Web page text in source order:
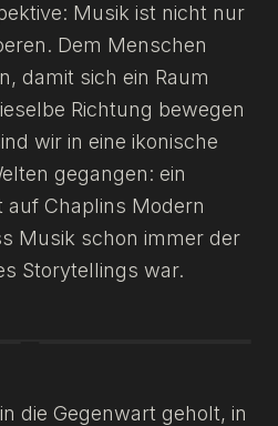
FR
Musik ist nicht nur
Dem Menschen
damit sich ein Raum
Richtung bewegen
wir in eine ikonische
gegangen: ein
auf Chaplins Modern
Musik schon immer der
Storytellings war.
die Gegenwart geholt, in